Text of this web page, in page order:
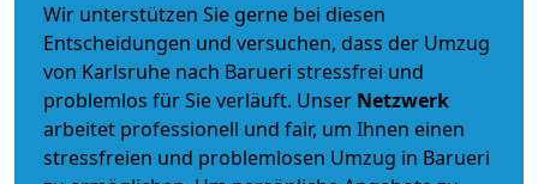
Wir unterstützen Sie gerne bei diesen
Entscheidungen und versuchen, dass der Umzug
von Karlsruhe nach Barueri stressfrei und
problemlos für Sie verläuft. Unser Netzwerk
arbeitet professionell und fair, um Ihnen einen
stressfreien und problemlosen Umzug in Barueri